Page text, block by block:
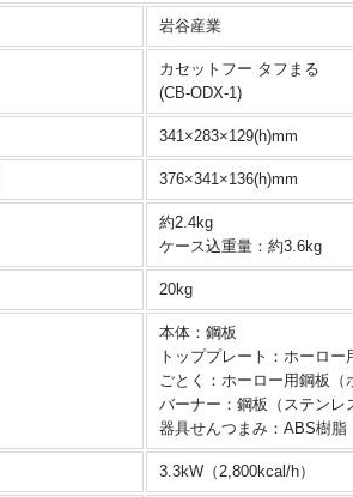
岩谷産業
カセットフー タフまる
(CB-ODX-1)
341×283×129(h)mm
376×341×136(h)mm
約2.4kg
ケース込重量：約3.6kg
20kg
本体：鋼板
トッププレート：ホーロー
ごとく：ホーロー用鋼板（
バーナー：鋼板（ステンレ
器具せんつまみ：ABS樹脂
3.3kW（2,800kcal/h）